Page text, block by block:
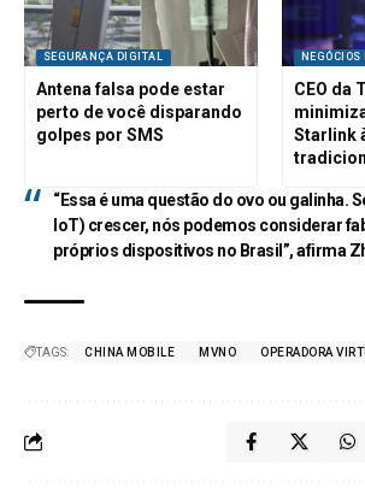
SEGURANÇA DIGITAL
Antena falsa pode estar
perto de você disparando
golpes por SMS
NEGÓCIOS
CEO da
Starlink
“Essa é uma questão do ovo ou galinha.
IoT) crescer, nós podemos considerar
próprios dispositivos no Brasil”, afirma
TAGS: CHINA MOBILE MVNO OPERADORA